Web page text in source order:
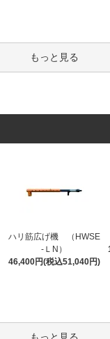
もっと見る
ハリ筋広げ機 （HWSE
-ＬN）
46,400円(税込51,040円)
もっと見る